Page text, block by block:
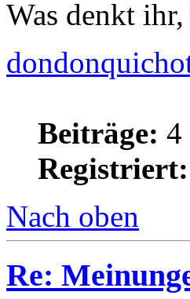
Was denkt
Beiträge: 4
Registriert:
Nach oben
Re: